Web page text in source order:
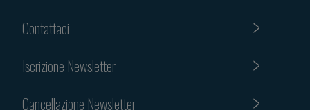
Contattaci
Iscrizione Newsletter
Cancellazione Newsletter